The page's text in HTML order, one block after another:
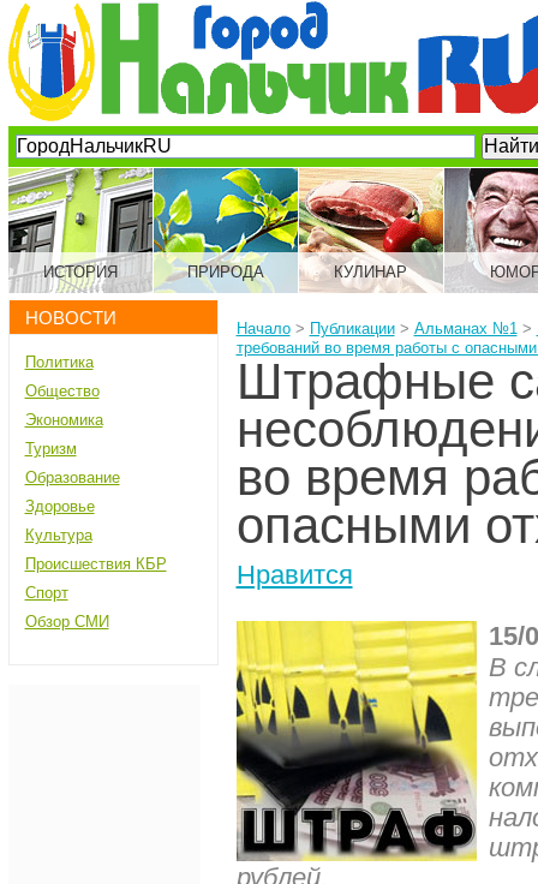
ИСТОРИЯ ПРИРОДА КУЛИНАР
НОВОСТИ
Политика
Общество
Экономика
Туризм
Образование
Здоровье
Культура
Происшествия КБР
Спорт
Обзор СМИ
Начало> Публикации> Альманах №1>
требований во время работы с
Штрафные
во время
опасными
Нравится
15/
В
рублей.